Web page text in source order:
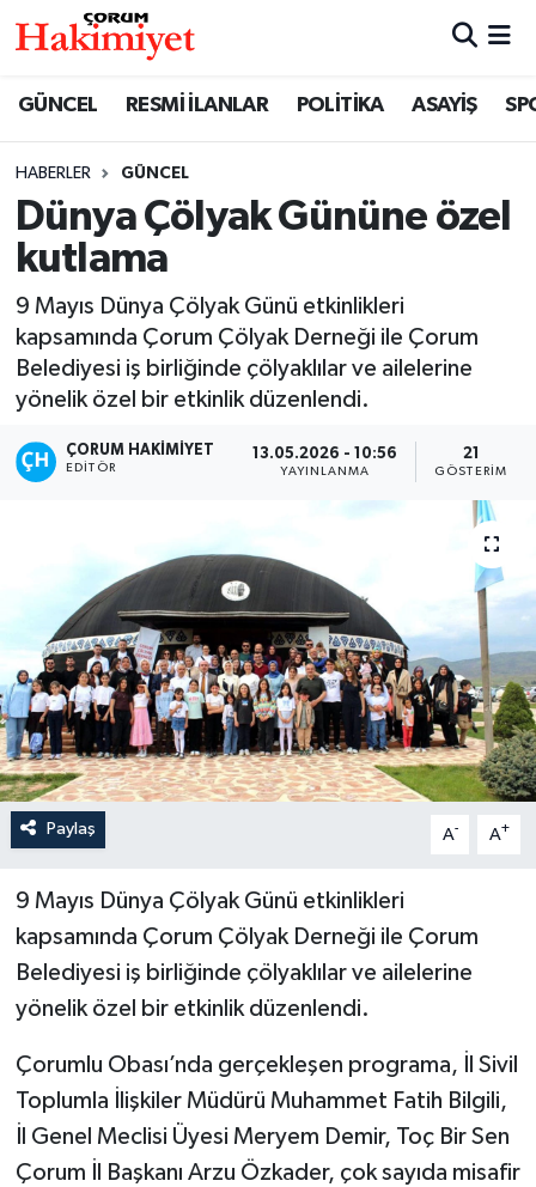
GÜNCEL RESMİ İLANLAR POLİTİKA ASAYİŞ
HABERLER GÜNCEL
Dünya Çölyak Gününe özel
kutlama
9 Mayıs Dünya Çölyak Günü etkinlikleri
kapsamında Çorum Çölyak Derneği ile Çorum
Belediyesi iş birliğinde çölyaklılar ve ailelerine
yönelik özel bir etkinlik düzenlendi.
ÇORUM HAKIMIYET
EDITÖR
13.05.2026 - 10:56
YAYINLANMA
21
GÖSTERIM
Paylaş A- A+
9 Mayıs Dünya Çölyak Günü etkinlikleri
kapsamında Çorum Çölyak Derneği ile Çorum
Belediyesi iş birliğinde çölyaklılar ve ailelerine
yönelik özel bir etkinlik düzenlendi.
Çorumlu Obası’nda gerçekleşen programa, İl Sivil
Toplumla İlişkiler Müdürü Muhammet Fatih Bilgili,
İl Genel Meclisi Üyesi Meryem Demir, Toç Bir Sen
Çorum İl Başkanı Arzu Özkader, çok sayıda misafir
SAĞLIK
ASAYİŞ
EKONOMİ
GÜNCEL
AKTÜEL
İLÇELER
OTOPARK
TEKNOLOJİ
Nöbetçi Eczaneler
Çorum Namaz Vakitleri
Trafik Durumu
Süper Lig Puan Durumu ve Fikstür
Tüm Manşetler
Son Dakika Haberleri